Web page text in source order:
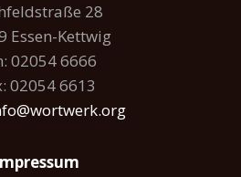
28
Essen-Kettwig
02054 6666
02054 6613